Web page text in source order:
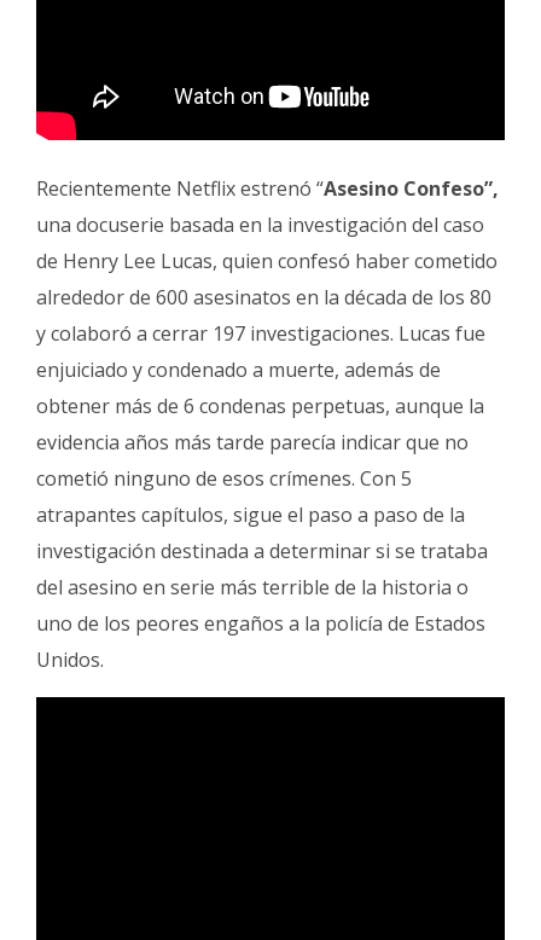
Recientemente Netflix estrenó “Asesino Confeso”,
una docuserie basada en la investigación del caso
de Henry Lee Lucas, quien confesó haber cometido
alrededor de 600 asesinatos en la década de los 80
y colaboró a cerrar 197 investigaciones. Lucas fue
enjuiciado y condenado a muerte, además de
obtener más de 6 condenas perpetuas, aunque la
evidencia años más tarde parecía indicar que no
cometió ninguno de esos crímenes. Con 5
atrapantes capítulos, sigue el paso a paso de la
investigación destinada a determinar si se trataba
del asesino en serie más terrible de la historia o
uno de los peores engaños a la policía de Estados
Unidos.